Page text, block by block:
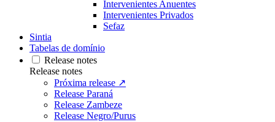
Intervenientes Anuentes
Intervenientes Privados
Sefaz
Sintia
Tabelas de domínio
Release notes
Release notes
Próxima release ↗
Release Paraná
Release Zambeze
Release Negro/Purus